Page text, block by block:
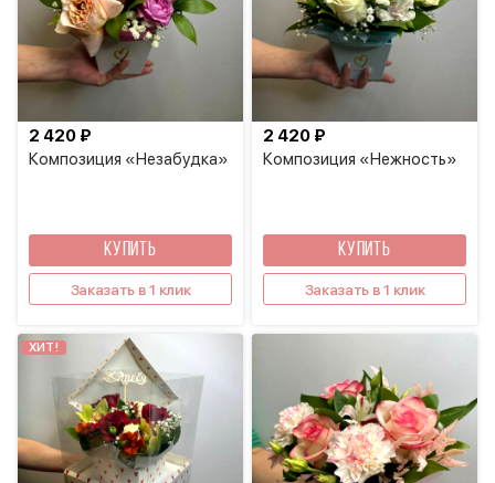
Композиция «Незабудка»
2 420 ₽
КУПИТЬ
Заказать в 1 клик
Композиция «Нежность»
2 420 ₽
КУПИТЬ
Заказать в 1 клик
ХИТ!